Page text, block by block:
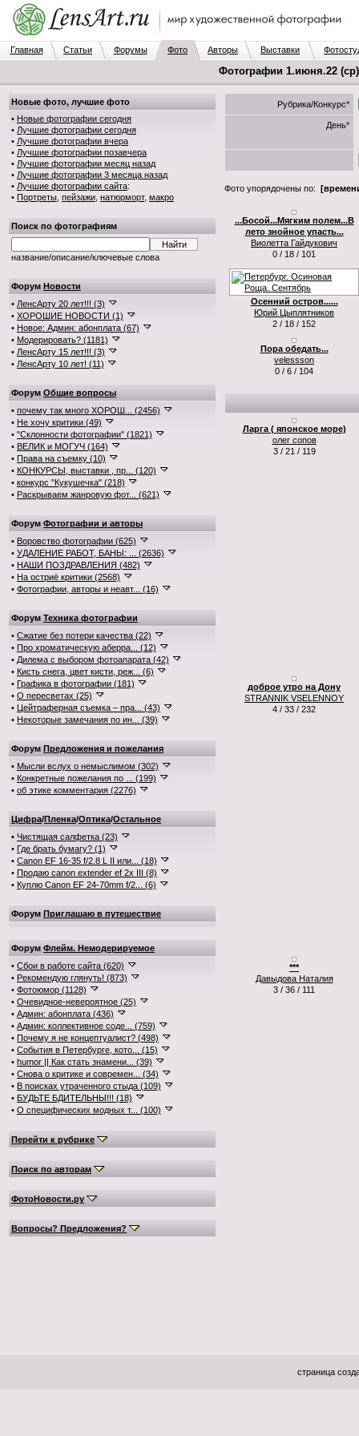
Главная Статьи Форумы Фото Авторы Выставки
Фотографии 1.июня.22
Новые фото, лучшие фото
• Новые фотографии сегодня
• Лучшие фотографии сегодня
• Лучшие фотографии вчера
• Лучшие фотографии позавчера
• Лучшие фотографии месяц назад
• Лучшие фотографии 3 месяца назад
• Лучшие фотографии сайта:
• Портреты пейзажи натюрморт, макро
Поиск по фотографиям
название/описание/ключевые слова
Форум Новости
• ЛенсАрту 20 лет!!! (3)
• ХОРОШИЕ НОВОСТИ (1)
• Новое: Админ: абонплата (67)
• Модерировать? (1181)
• ЛенсАрту 15 лет!!! (3)
• ЛенсАрту 10 лет! (11)
Форум Общие вопросы
• почему так много ХОРОШ... (2456)
• Не хочу критики (49)
• "Склонности фотографии" (1821)
• ВЕЛИК и МОГУЧ (164)
• Права на съемку (10)
• КОНКУРСЫ, выставки , пр... (120)
• конкурс "Кукушечка" (218)
• Раскрываем жанровую фот... (621)
Форум Фотографии и авторы
• Воровство фотографии (625)
• УДАЛЕНИЕ РАБОТ, БАНЫ: ... (2636)
• НАШИ ПОЗДРАВЛЕНИЯ (482)
• На остриё критики (2568)
• Фотографии, авторы и неавт... (16)
Форум Техника фотографии
• Сжатие без потери качества (22)
• Про хроматическую аберра... (12)
• Дилема с выбором фотоапарата (42)
• Кисть снега, цвет кисти, реж... (6)
• Графика в фотографии (181)
• О пересветах (25)
• Цейтраферная съемка – пра... (43)
• Некоторые замечания по ин... (39)
Форум Предложения и пожелания
• Мысли вслух о немыслимом (302)
• Конкретные пожелания по ... (199)
• об этике комментария (2276)
Цифра/Пленка/Оптика/Остальное
• Чистящая салфетка (23)
• Где брать бумагу? (1)
• Canon EF 16-35 f/2.8 L II или... (18)
• Продаю canon extender ef 2x III (8)
• Куплю Canon EF 24-70mm f/2... (6)
Форум Приглашаю в путешествие
Форум Флейм. Немодерируемое
• Сбои в работе сайта (620)
• Рекомендую глянуть! (873)
• Фотоюмор (1128)
• Очевидное-невероятное (25)
• Админ: абонплата (436)
• Админ: коллективное соде... (759)
• Почему я не концептуалист? (498)
• События в Петербурге, кото... (15)
• humor || Как стать знамени... (39)
• Снова о критике и современ... (34)
• В поисках утраченного стыда (109)
• БУДЬТЕ БДИТЕЛЬНЫ!!! (18)
• О специфических модных т... (100)
Перейти к рубрике
Поиск по авторам
ФотоНовости.ру
Вопросы? Предложения?
Рубрика/Конкурс*
День*
Фото упорядочены по:
...Босой...Мягким полем...В
лето знойное упасть...
Виолетта Гайдукович
0 / 18 / 101
Осенний остров......
Юрий Цыплятников
2 / 18 / 152
Пора обедать...
velessson
0 / 6 / 104
Ларга ( японское море)
олег сопов
3 / 21 / 119
доброе утро на Дону
STRANNIK VSELENNOY
4 / 33 / 232
***
Давыдова Наталия
3 / 36 / 111
страница